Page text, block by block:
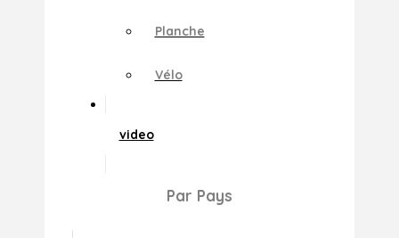
Planche
Vélo
video
Par Pays